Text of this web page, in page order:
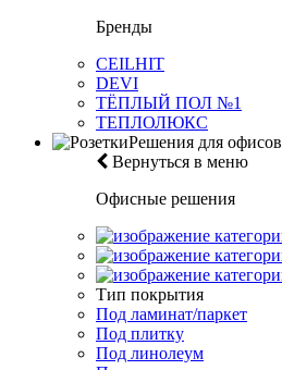
Бренды
CEILHIT
DEVI
ТЁПЛЫЙ ПОЛ №1
ТЕПЛОЛЮКС
Решения для офисов
Вернуться в меню
Офисные решения
Тип покрытия
Под ламинат/паркет
Под плитку
Под линолеум